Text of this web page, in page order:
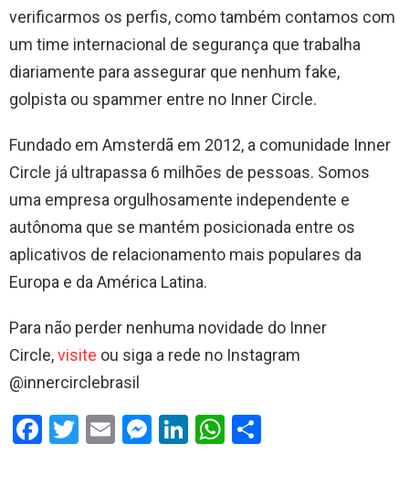
verificarmos os perfis, como também contamos com
um time internacional de segurança que trabalha
diariamente para assegurar que nenhum fake,
golpista ou spammer entre no Inner Circle.
Fundado em Amsterdã em 2012, a comunidade Inner
Circle já ultrapassa 6 milhões de pessoas. Somos
uma empresa orgulhosamente independente e
autônoma que se mantém posicionada entre os
aplicativos de relacionamento mais populares da
Europa e da América Latina.
Para não perder nenhuma novidade do Inner
Circle,visite ou siga a rede no Instagram
@innercirclebrasil
F
T
E
M Li
W